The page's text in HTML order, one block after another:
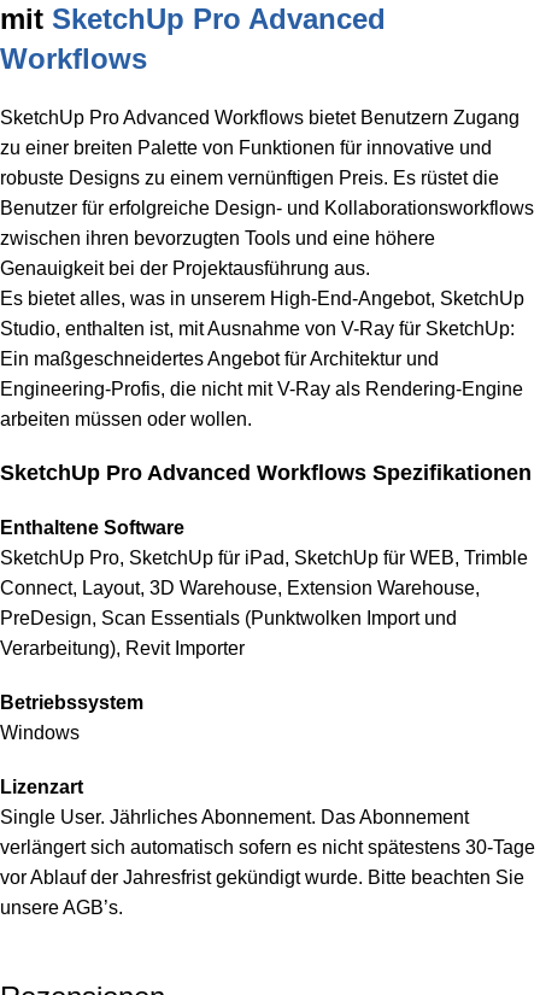
mit SketchUp Pro Advanced
Workflows
SketchUp Pro Advanced Workflows bietet Benutzern Zugang
zu einer breiten Palette von Funktionen für innovative und
robuste Designs zu einem vernünftigen Preis. Es rüstet die
Benutzer für erfolgreiche Design- und Kollaborationsworkflows
zwischen ihren bevorzugten Tools und eine höhere
Genauigkeit bei der Projektausführung aus.
Es bietet alles, was in unserem High-End-Angebot, SketchUp
Studio, enthalten ist, mit Ausnahme von V-Ray für SketchUp:
Ein maßgeschneidertes Angebot für Architektur und
Engineering-Profis, die nicht mit V-Ray als Rendering-Engine
arbeiten müssen oder wollen.
SketchUp Pro Advanced Workflows Spezifikationen
Enthaltene Software
SketchUp Pro, SketchUp für iPad, SketchUp für WEB, Trimble
Connect, Layout, 3D Warehouse, Extension Warehouse,
PreDesign, Scan Essentials (Punktwolken Import und
Verarbeitung), Revit Importer
Betriebssystem
Windows
Lizenzart
Single User. Jährliches Abonnement. Das Abonnement
verlängert sich automatisch sofern es nicht spätestens 30-Tage
vor Ablauf der Jahresfrist gekündigt wurde. Bitte beachten Sie
unsere AGB’s.